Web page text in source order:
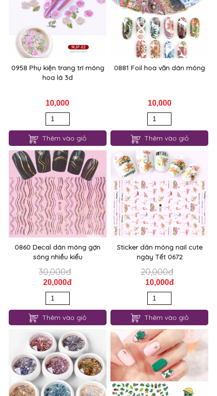
0958 Phụ kiện trang trí móng
hoa lá 3d
10,000
Thêm vào giỏ
0881 Foil hoa văn dán móng
10,000
Thêm vào giỏ
0860 Decal dán móng gợn
sóng nhiều kiểu
30,000đ
20,000đ
Thêm vào giỏ
Sticker dán móng nail cute
ngày Tết 0672
20,000đ
10,000đ
Thêm vào giỏ